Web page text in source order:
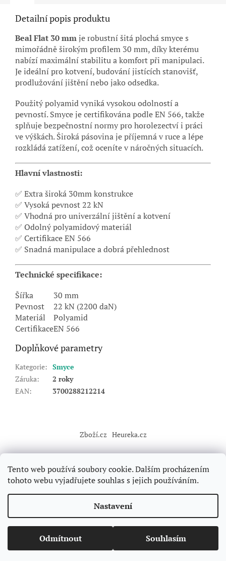
Tento web používá soubory cookie. Dalším procházením
tohoto webu vyjadřujete souhlas s jejich používáním.
Nastavení
Odmítnout Souhlasím
Detailní popis produktu
Beal Flat 30 mmje robustní šitá plochá smyce s
mimořádně širokým profilem 30 mm, díky kterému
nabízí maximální stabilitu a komfort při manipulaci.
Je ideální pro kotvení, budování jistících stanovišť,
prodlužování jištění nebo jako odsedka.
Použitý polyamid vyniká vysokou odolností a
pevností. Smyce je certifikována podle EN 566, takže
splňuje bezpečnostní normy pro horolezectví i práci
ve výškách. Široká pásovina je příjemná v ruce a lépe
rozkládá zatížení, což oceníte v náročných situacích.
Hlavní vlastnosti:
✅ Extra široká 30mm konstrukce
✅ Vysoká pevnost 22 kN
✅ Vhodná pro univerzální jištění a kotvení
✅ Odolný polyamidový materiál
✅ Certifikace EN 566
✅ Snadná manipulace a dobrá přehlednost
Technické specifikace:
Šířka
30 mm
Pevnost
22 kN (2200 daN)
Materiál
Polyamid
CertifikaceEN 566
Doplňkové parametry
Kategorie: Smyce
Záruka:
2 roky
EAN: 3700288212214
a
Zboží.cz Heureka.cz
. Všechna práva vyhrazena.